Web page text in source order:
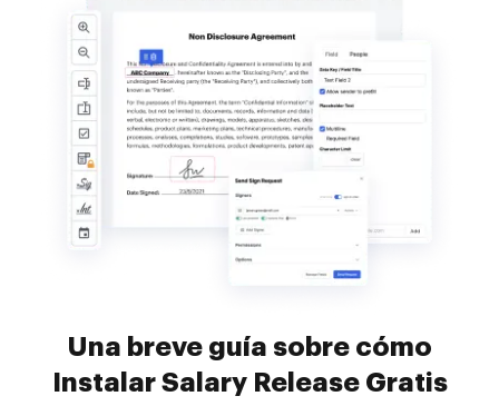
Una breve guía sobre cómo
Instalar Salary Release Gratis